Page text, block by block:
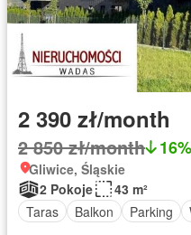
2 390 zł/month
2 850 zł/month 16%
Gliwice, Śląskie
2 Pokoje
43 m²
Taras
Balkon Parking